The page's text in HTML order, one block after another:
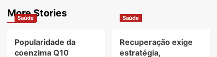
More Stories
Saúde
Popularidade da
coenzima Q10
Saúde
Recuperação exige
estratégia,